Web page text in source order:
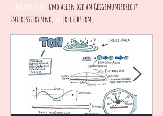
Geigenschüler und allen die an Geigenunterricht
interessiert sind, zu erleichtern.